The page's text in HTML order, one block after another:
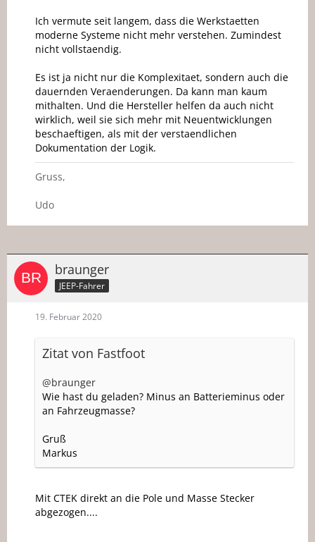
Ich vermute seit langem, dass die Werkstaetten
moderne Systeme nicht mehr verstehen. Zumindest
nicht vollstaendig.
Es ist ja nicht nur die Komplexitaet, sondern auch die
dauernden Veraenderungen. Da kann man kaum
mithalten. Und die Hersteller helfen da auch nicht
wirklich, weil sie sich mehr mit Neuentwicklungen
beschaeftigen, als mit der verstaendlichen
Dokumentation der Logik.
Gruss,
Udo
braunger
JEEP-Fahrer
19. Februar 2020
Zitat von Fastfoot
@braunger
Wie hast du geladen? Minus an Batterieminus oder
an Fahrzeugmasse?
Gruß
Markus
Mit CTEK direkt an die Pole und Masse Stecker
abgezogen....